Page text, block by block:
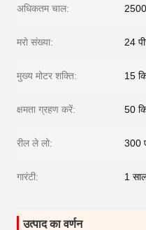
अधिकतम चाल:
मरो संख्या: 24
मुख्य मोटर शक्ति: 15
क्षमता ग्रहण करें: 50
रील ले लो: 300
गारंटी: 1
उत्पाद का वर्णन